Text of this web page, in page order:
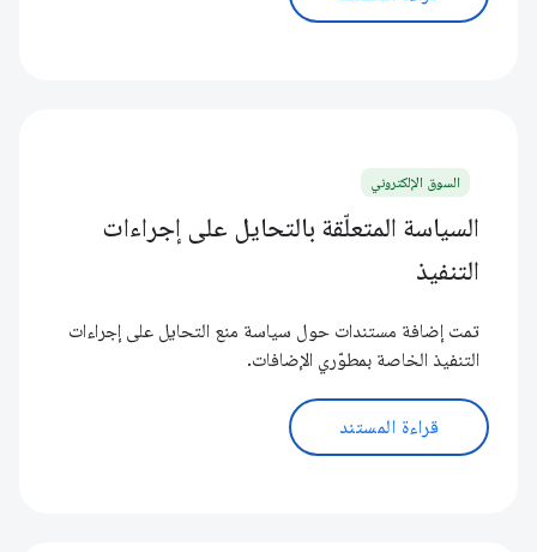
السوق الإلكتروني
السياسة المتعلّقة بالتحايل على إجراءات
التنفيذ
تمت إضافة مستندات حول سياسة منع التحايل على إجراءات
التنفيذ الخاصة بمطوّري الإضافات.
قراءة المستند